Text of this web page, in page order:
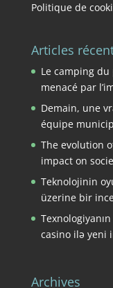
Politique de
Articles
Le camping
menacé par
Demain, une
équipe
The evolution
impact on
Teknolojinin
üzerine bir
casino ilə yeni
Archives